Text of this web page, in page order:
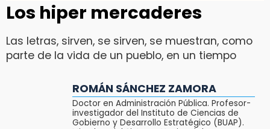
Los hiper mercaderes
Las letras, sirven, se sirven, se muestran, como
parte de la vida de un pueblo, en un tiempo
ROMÁN SÁNCHEZ ZAMORA
Doctor en Administración Pública. Profesor-
investigador del Instituto de Ciencias de
Gobierno y Desarrollo Estratégico (BUAP).